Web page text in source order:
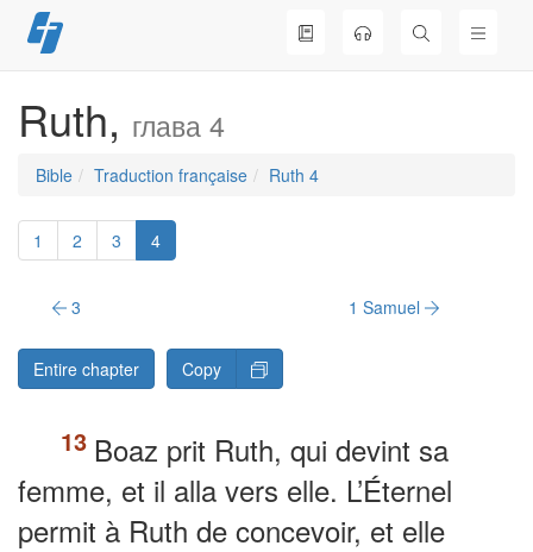
Skip
to
Ruth, глава 4
Bible Traduction française Ruth 4
1 2 3 4
3 1 Samuel
Entire chapter Copy
Boaz prit Ruth, qui devint sa
femme, et il alla vers elle. L’Éternel
permit à Ruth de concevoir, et elle